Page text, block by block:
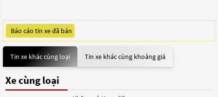
Báo cáo tin xe đã bán
Tin xe khác cùng loại Tin xe khác cùng khoảng giá
Xe cùng loại